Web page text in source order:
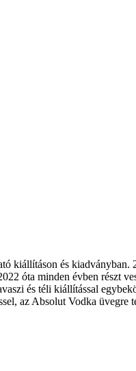
kiállításon és kiadványban.
óta minden évben részt
és téli kiállítással
az Absolut Vodka üvegre